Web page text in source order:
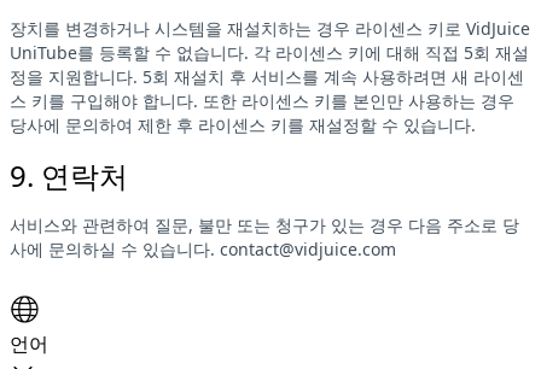
장치를 변경하거나 시스템을 재설치하는 경우 라이센스 키로 VidJuice
UniTube를 등록할 수 없습니다. 각 라이센스 키에 대해 직접 5회 재설
정을 지원합니다. 5회 재설치 후 서비스를 계속 사용하려면 새 라이센
스 키를 구입해야 합니다. 또한 라이센스 키를 본인만 사용하는 경우
당사에 문의하여 제한 후 라이센스 키를 재설정할 수 있습니다.
9. 연락처
서비스와 관련하여 질문, 불만 또는 청구가 있는 경우 다음 주소로 당
사에 문의하실 수 있습니다. contact@vidjuice.com
언어